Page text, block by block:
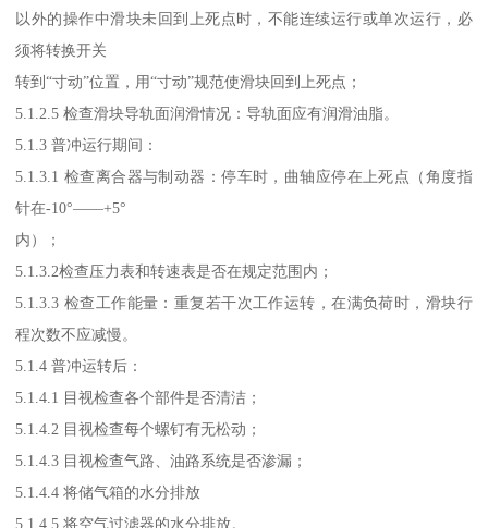
以外的操作中滑块未回到上死点时，不能连续运行或单次运行，必
须将转换开关
转到“寸动”位置，用“寸动”规范使滑块回到上死点；
5.1.2.5 检查滑块导轨面润滑情况：导轨面应有润滑油脂。
5.1.3 普冲运行期间：
5.1.3.1 检查离合器与制动器：停车时，曲轴应停在上死点（角度指
针在-10°——+5°
内）；
5.1.3.2检查压力表和转速表是否在规定范围内；
5.1.3.3 检查工作能量：重复若干次工作运转，在满负荷时，滑块行
程次数不应减慢。
5.1.4 普冲运转后：
5.1.4.1 目视检查各个部件是否清洁；
5.1.4.2 目视检查每个螺钉有无松动；
5.1.4.3 目视检查气路、油路系统是否渗漏；
5.1.4.4 将储气箱的水分排放
5.1.4.5 将空气过滤器的水分排放。